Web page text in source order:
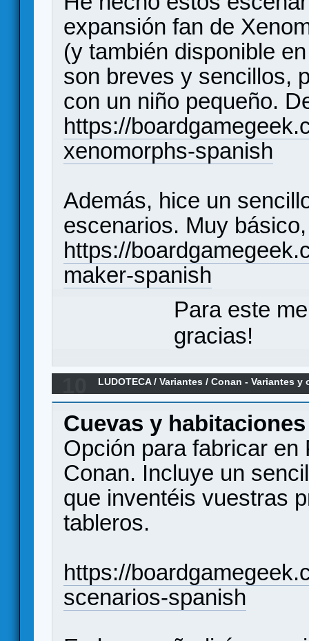
expansión fan de
(y también disponible
son breves y sencillos,
con un niño pequeño.
https://
xenomorphs-spanish
Además, hice un
escenarios. Muy
https://
maker-spanish
Para este
gracias!
LUDOTECA/Variantes /Conan - Variantes y
Cuevas y habitaciones
Opción para fabricar en
Conan. Incluye un
que inventéis vuestras
tableros.
https://
scenarios-spanish